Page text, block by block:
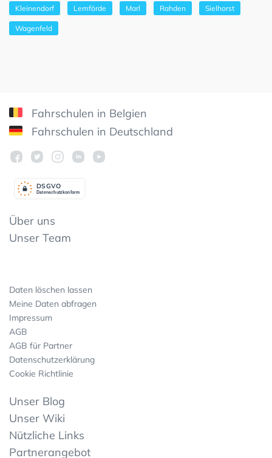
Kleinendorf Lemförde Marl Rahden Sielhorst
Wagenfeld
Fahrschulen in Belgien
Fahrschulen in Deutschland
Datenschutzkonform
DSGVO
Über uns
Unser Team
Daten löschen lassen
Meine Daten abfragen
Impressum
AGB
AGB für Partner
Datenschutzerklärung
Cookie Richtlinie
Unser Blog
Unser Wiki
Nützliche Links
Partnerangebot